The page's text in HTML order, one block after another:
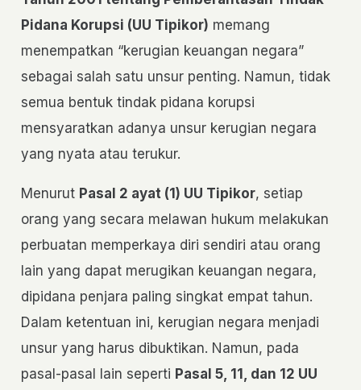
Pidana Korupsi (UU Tipikor) memang
menempatkan “kerugian keuangan negara”
sebagai salah satu unsur penting. Namun, tidak
semua bentuk tindak pidana korupsi
mensyaratkan adanya unsur kerugian negara
yang nyata atau terukur.
Menurut Pasal 2 ayat (1) UU Tipikor, setiap
orang yang secara melawan hukum melakukan
perbuatan memperkaya diri sendiri atau orang
lain yang dapat merugikan keuangan negara,
dipidana penjara paling singkat empat tahun.
Dalam ketentuan ini, kerugian negara menjadi
unsur yang harus dibuktikan. Namun, pada
pasal-pasal lain seperti Pasal 5, 11, dan 12 UU